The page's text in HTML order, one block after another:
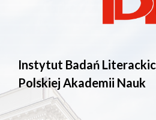
Instytut Badań
Polskiej Akademii Nauk